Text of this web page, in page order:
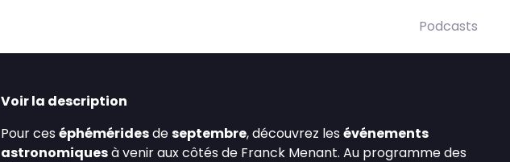
Podcasts
Voir la description
Pour ces éphéméridesdeseptembre, découvrez les événements
astronomiquesà venir aux côtés de Franck Menant. Au programme des